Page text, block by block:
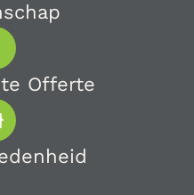
Offerte